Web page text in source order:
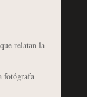
relatan la
fotógrafa